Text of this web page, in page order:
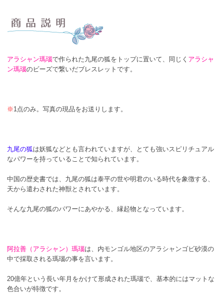
アラシャン瑪瑙で作られた九尾の狐をトップに置いて、同じく アラシャ
ン瑪瑙のビーズで繋いだブレスレットです。
※ 1点のみ。写真の現品をお送りします。
九尾の狐は妖狐などとも言われていますが、とても強いスピリチュアル
なパワーを持っていることで知られています。
中国の歴史書では、九尾の狐は泰平の世や明君のいる時代を象徴する、
天から遣わされた神獣とされています。
そんな九尾の狐のパワーにあやかる、縁起物となっています。
阿拉善（アラシャン）瑪瑙は、内モンゴル地区のアラシャンゴビ砂漠の
中で採取される瑪瑙の事を言います。
20億年という長い年月をかけて形成された瑪瑙で、基本的にはマットな
色合いが特徴です。